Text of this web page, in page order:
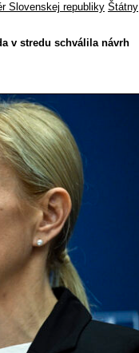
Slovenskej republiky Štátny
v stredu schválila návrh